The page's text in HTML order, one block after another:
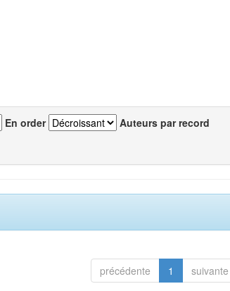
En order Auteurs par record
précédente 1 suivante